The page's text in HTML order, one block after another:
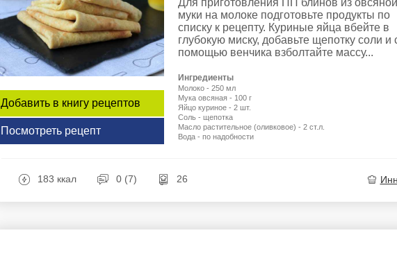
Добавить в книгу рецептов
Посмотреть рецепт
Для приготовления ПП блинов из овсяной
муки на молоке подготовьте продукты по
списку к рецепту. Куриные яйца вбейте в
глубокую миску, добавьте щепотку соли и
помощью венчика взболтайте массу...
Ингредиенты
Молоко - 250 мл
Мука овсяная - 100 г
Яйцо куриное - 2 шт.
Соль - щепотка
Масло растительное (оливковое) - 2 ст.л.
Вода - по надобности
183 ккал 0 (7) 26